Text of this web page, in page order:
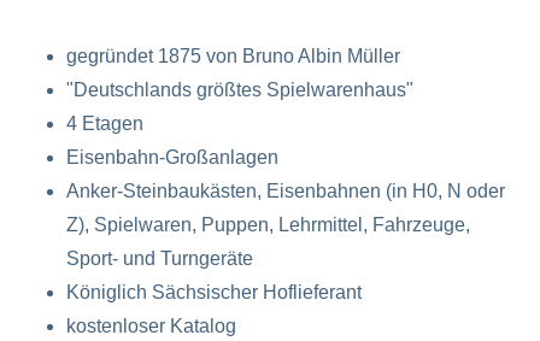
gegründet 1875 von Bruno Albin Müller
"Deutschlands größtes Spielwarenhaus"
4 Etagen
Eisenbahn-Großanlagen
Anker-Steinbaukästen, Eisenbahnen (in H0, N oder
Z), Spielwaren, Puppen, Lehrmittel, Fahrzeuge,
Sport- und Turngeräte
Königlich Sächsischer Hoflieferant
kostenloser Katalog